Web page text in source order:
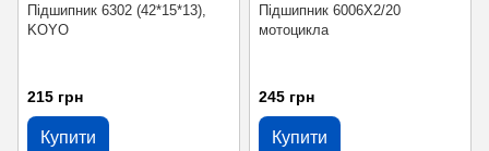
Підшипник 6302 (42*15*13),
KOYO
215 грн
Купити
Підшипник 6006X2/20
мотоцикла
245 грн
Купити